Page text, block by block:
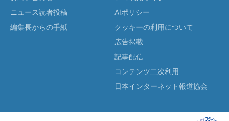
ニュース読者投稿
編集長からの手紙
AIポリシー
クッキーの利用について
広告掲載
記事配信
コンテンツ二次利用
日本インターネット報道協会